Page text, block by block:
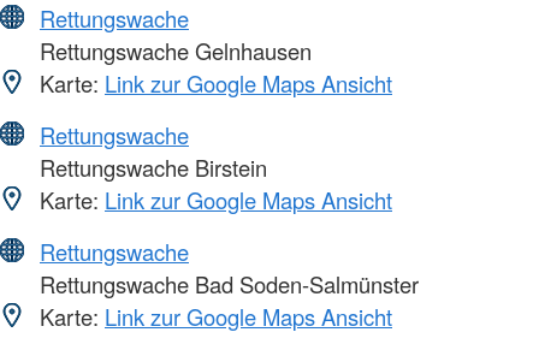
Rettungswache
Rettungswache Gelnhausen
Karte: Link zur Google Maps Ansicht
Rettungswache
Rettungswache Birstein
Karte: Link zur Google Maps Ansicht
Rettungswache
Rettungswache Bad Soden-Salmünster
Karte: Link zur Google Maps Ansicht